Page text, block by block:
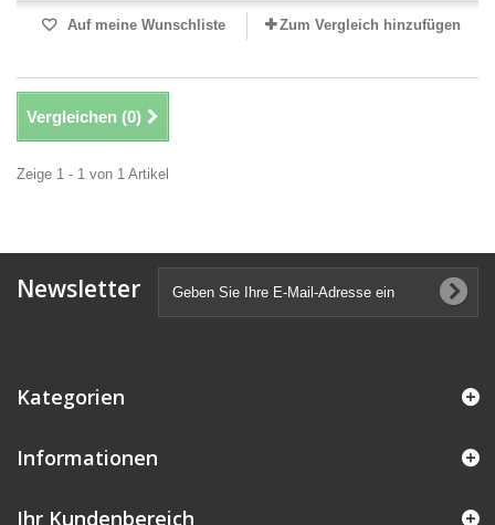
Auf meine Wunschliste Zum Vergleich hinzufügen
Vergleichen (0)
Zeige 1 - 1 von 1 Artikel
Newsletter
Kategorien
Informationen
Ihr Kundenbereich